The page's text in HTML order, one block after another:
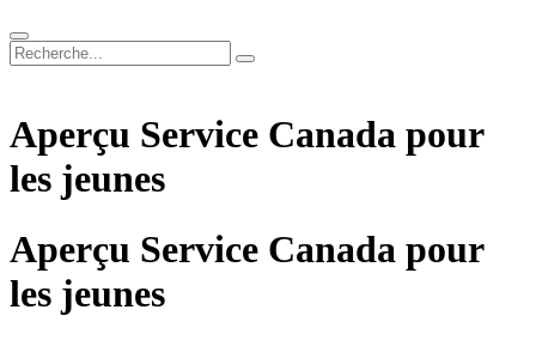
Aperçu Service Canada pour
les jeunes
Aperçu Service Canada pour
les jeunes